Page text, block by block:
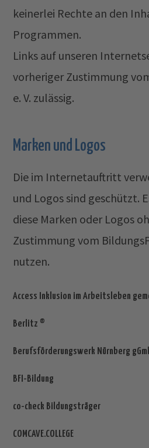
keinerlei Rechte an den
Programmen.
Links auf unseren
vorheriger Zustimmung
e. V. zulässig.
Marken und Logos
Die im Internetauftritt
und Logos sind geschützt.
diese Marken oder Logos
Zustimmung vom
nutzen.
Access Inklusion im Arbeitsleben
Berlitz ®
Berufsförderungswerk Nürnberg
BFI-Bildung
co-check Bildungsträger
COMCAVE.COLLEGE